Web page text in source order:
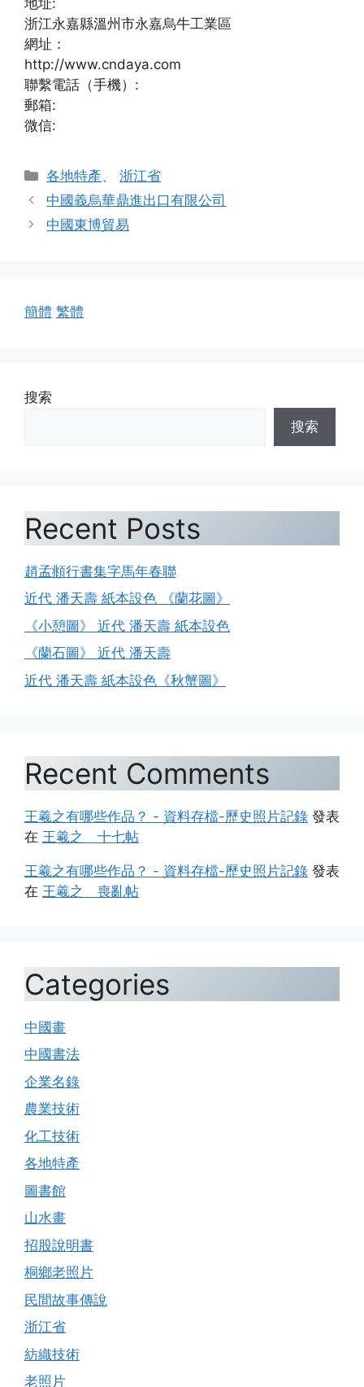
浙江永嘉縣溫州市永嘉烏牛工業區
網址：
http://www.cndaya.com
聯繫電話（手機）:
郵箱:
微信:
分
類
各地特產、浙江省
中國義烏華鼎進出口有限公司
中國東博貿易
簡體 繁體
搜索
搜索
Recent Posts
趙孟頫行書集字馬年春聯
近代 潘天壽 紙本設色 《蘭花圖》
《小憩圖》 近代 潘天壽 紙本設色
《蘭石圖》 近代 潘天壽
近代 潘天壽 紙本設色《秋蟹圖》
Recent Comments
王羲之有哪些作品？ - 資料存檔-歷史照片記錄 發表
在 王羲之 十七帖
王羲之有哪些作品？ - 資料存檔-歷史照片記錄 發表
在 王羲之 喪亂帖
Categories
中國畫
中國書法
企業名錄
農業技術
化工技術
各地特產
圖書館
山水畫
招股說明書
桐鄉老照片
民間故事傳說
浙江省
紡織技術
老照片